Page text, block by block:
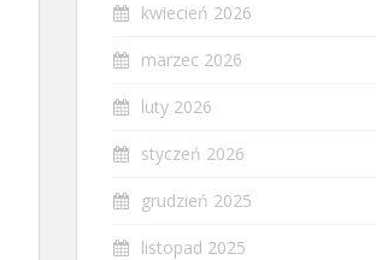
kwiecień 2026
marzec 2026
luty 2026
styczeń 2026
grudzień 2025
listopad 2025